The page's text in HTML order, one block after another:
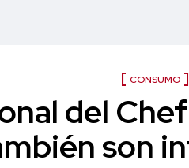
CONSUMO
del
son